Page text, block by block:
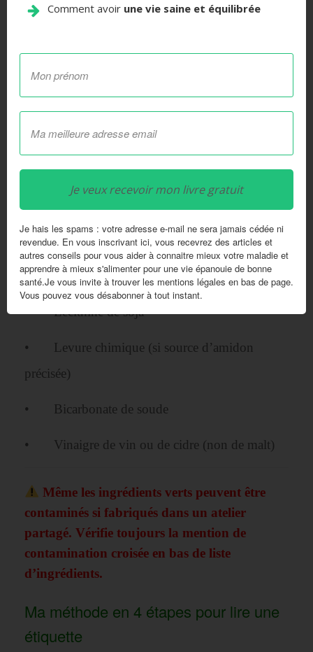
Agents texturants sans gluten
• Gomme de xanthane
• Gomme de guar
• Psyllium (téguments de psyllium)
Autres ingrédients généralement sûrs
• Lécithine de soja
• Levure chimique (si source d’amidon
précisée)
• Bicarbonate de soude
• Vinaigre de vin ou de cidre (non de malt)
Même les ingrédients verts peuvent être
contaminés si fabriqués dans un atelier
partagé. Vérifie toujours la mention de
contamination croisée en bas de liste
d’ingrédients.
Ma méthode en 4 étapes pour lire une
étiquette
Comment avoir une vie saine et équilibrée
Je veux recevoir mon livre gratuit
Je hais les spams : votre adresse e-mail ne sera jamais cédée ni
revendue. En vous inscrivant ici, vous recevrez des articles et
autres conseils pour vous aider à connaitre mieux votre maladie et
apprendre à mieux s'alimenter pour une vie épanouie de bonne
santé.Je vous invite à trouver les mentions légales en bas de page.
Vous pouvez vous désabonner à tout instant.